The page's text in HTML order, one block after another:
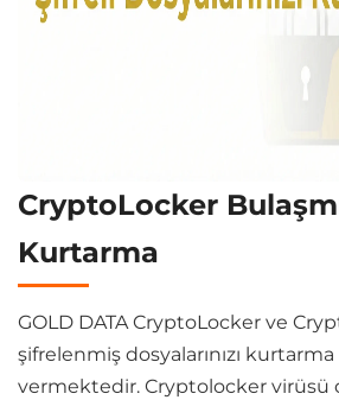
CryptoLocker
Kurtarma
GOLD DATA CryptoLocker ve
şifrelenmiş dosyalarınızı
vermektedir. Cryptolocker virüsü